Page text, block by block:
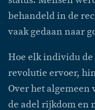
behandeld in de
vaak gedaan naar
Hoe elk individu
revolutie ervoer,
Over het algemeen
de adel rijkdom en